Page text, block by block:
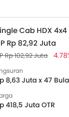
Cab HDX 4x4
Rp 82,92 Juta
Rp 102,92 Juta
8,63 Juta x 47
418,5 Juta OTR